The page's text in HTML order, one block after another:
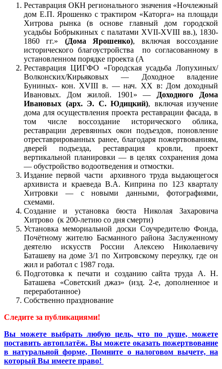
Реставрация ОКН регионального значения «Ночлежный
дом Е.П. Ярошенко с трактиром «Каторга» на площади
Хитрова рынка (в основе главный дом городской
усадьбы Бобрыкиных с палатами XVII-XVIII вв.), 1830-
1860 гг.» (Дома Ярошенко), включая воссоздание
исторического благоустройства по согласованному в
установленном порядке проекта (А
Реставрация ЦИГФО «Городская усадьба Лопухиных/
Волконских/Кирьяковых — Доходное владение
Буниных- кон. XVIII в. — нач. XX в: Дом доходный
Ивановых. Дом жилой. 1901» —
Доходного Дома
Ивановых (арх. Э. С. Юдицкий), включая изучение
дома для осуществления проекта реставрации фасада, в
том числе воссоздание исторического облика,
реставрации деревянных окон подъездов, поновление
отреставрированных ранее, благодаря пожертвованиям,
дверей подъезда, реставрация кровли, проект
вертикальной планировки — в целях сохранения дома
— обустройство водоотведения и отмостки.
Издание первой части архивного труда выдающегося
архивиста и краеведа В.А. Киприна по 123 кварталу
Хитровки — с новыми данными, фотографиями,
схемами.
Создание и установка бюста Николая Захаровича
Хитрово (к 200-летию со дня смерти)
Установка мемориальной доски Соучредителю Фонда,
Почётному жителю Басманного района Заслуженному
деятелю искусств России Алексею Николаевичу
Баташеву на доме 3/1 по Хитровскому переулку, где он
жил и работал с 1987 года.
Подготовка к печати и созданию сайта труда А. Н.
Баташева «Советский джаз» (изд. 2-е, дополненное и
переработанное)
Собственно празднование
Следите за публикациями!
Вы можете выбрать любую цель, что по душе, можете
поставить автоплатёж. Вы можете оказать пожертвование
в натуральной форме,Помните о налоговом вычете, на
который Вы имеете право!